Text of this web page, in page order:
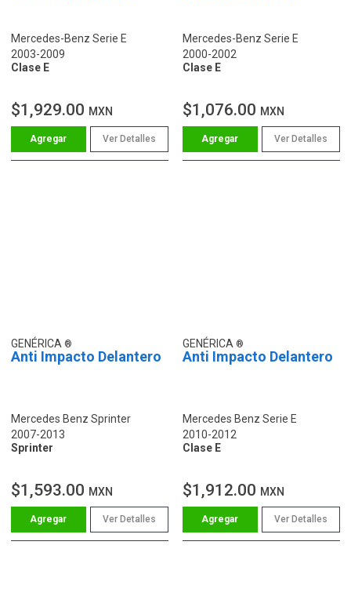
Mercedes-Benz Serie E
2003-2009
Clase E
$1,929.00 MXN
Ver Detalles
Mercedes-Benz Serie E
2000-2002
Clase E
$1,076.00 MXN
Ver Detalles
GENÉRICA
Anti Impacto Delantero
Mercedes Benz Sprinter
2007-2013
Sprinter
$1,593.00 MXN
Ver Detalles
GENÉRICA
Anti Impacto Delantero
Mercedes Benz Serie E
2010-2012
Clase E
$1,912.00 MXN
Ver Detalles